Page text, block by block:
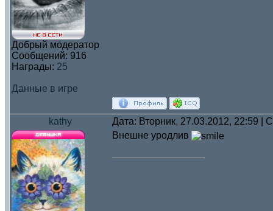
Добрый модератор
Сообщений: 916
Награды: 25
Данные в игре
kathy Дата: Вторник, 27.03.2012, 22:59 |
Внешне уродлив